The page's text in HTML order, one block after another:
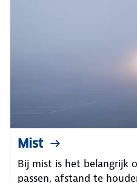
Mist
Bij mist is het belangrijk
passen, afstand te